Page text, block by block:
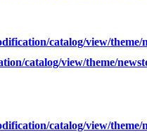
catalog/view/
catalog/view/theme/
catalog/view/